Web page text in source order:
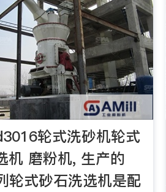
轮式洗砂机轮式
机 磨粉机, 生产的
轮式砂石洗选机是配